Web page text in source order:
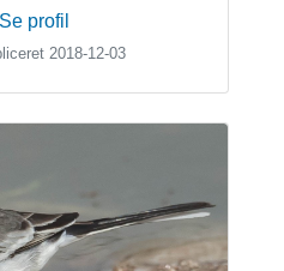
Se profil
2018-12-03